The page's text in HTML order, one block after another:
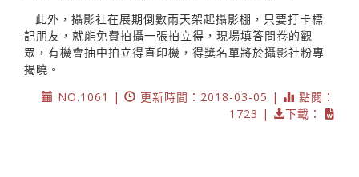
此外，攝影社在展期倒數兩天架起攝影棚，只要打卡標
記朋友，就能免費拍攝一張拍立得，現場填答問卷的觀
眾，有機會抽中拍立得直印機，得獎名單將於攝影社粉專
揭曉。
NO.1061 |
更新時間：2018-03-05 |
點閱：
1723 |
下載：